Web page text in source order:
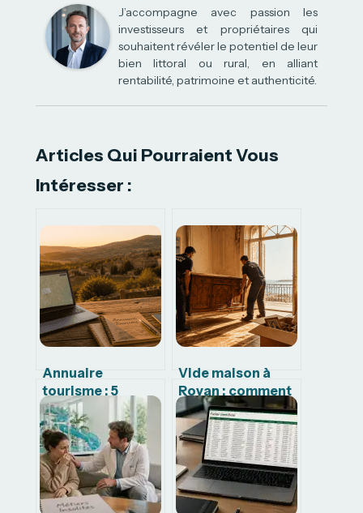
J’accompagne avec passion les
investisseurs et propriétaires qui
souhaitent révéler le potentiel de leur
bien littoral ou rural, en alliant
rentabilité, patrimoine et authenticité.
Articles Qui Pourraient Vous
Intéresser :
Annuaire
tourisme : 5
raisons de
privilégier le
contact direct
pour vos
vacances
Vide maison à
Royan : comment
choisir entre
débarras gratuit,
rémunéré ou
facturé ?